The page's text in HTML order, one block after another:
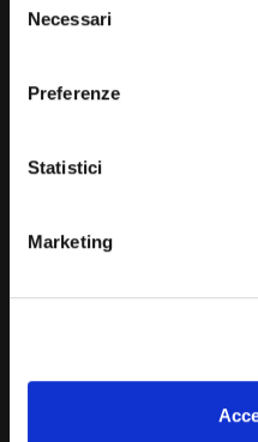
mera chiusura del banner
tutti” o selezionando le
Selection
Necessari
Preferenze
Statistici
Marketing
Via Giuditta Pasta 2,
info@carspecialist.eu
Dal Lunedì al Venerdì:
Domenica: chiuso